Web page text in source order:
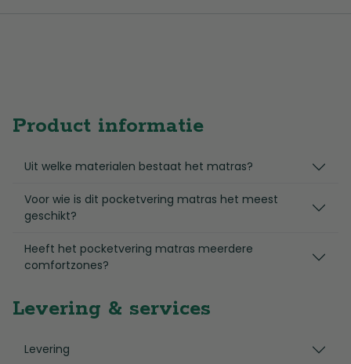
Product informatie
Uit welke materialen bestaat het matras?
Voor wie is dit pocketvering matras het meest
geschikt?
Heeft het pocketvering matras meerdere
comfortzones?
Levering & services
Levering